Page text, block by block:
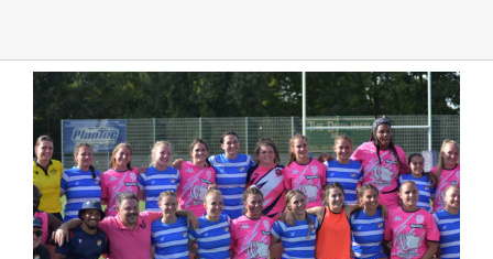
Zeige
grösseres